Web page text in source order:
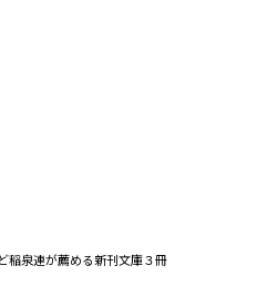
稲泉連が薦める新刊文庫３冊